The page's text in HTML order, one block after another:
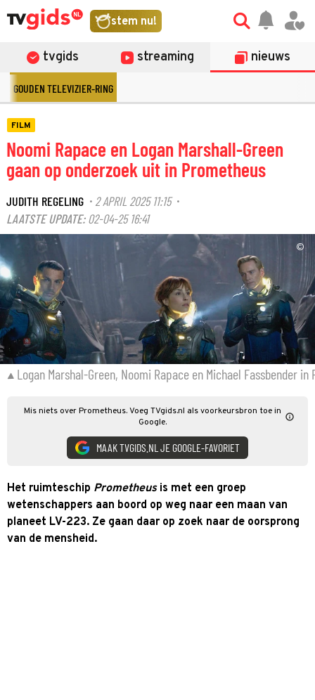
stem nu!
tvgids streaming nieuws
GOUDEN TELEVIZIER-RING
FILM
Noomi Rapace en Logan Marshall-Green
gaan op onderzoek uit in Prometheus
JUDITH REGELING · 2 APRIL 2025 11:15·
LAATSTE UPDATE: 02-04-25 16:41
©
Logan Marshal-Green, Noomi Rapace en Michael Fassbender in
Mis niets over Prometheus. Voeg TVgids.nl als voorkeursbron toe in
Google.
MAAK TVGIDS.NL JE GOOGLE-FAVORIET
Het ruimteschip Prometheus is met een groep
wetenschappers aan boord op weg naar een maan van
planeet LV-223. Ze gaan daar op zoek naar de oorsprong
van de mensheid.